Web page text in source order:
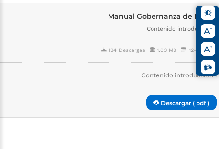
Manual Gobernanza de Datos.
Contenido introducción .
134 Descargas 1.03 MB 12-15-2025
Contenido introducción .
Descargar ( pdf )